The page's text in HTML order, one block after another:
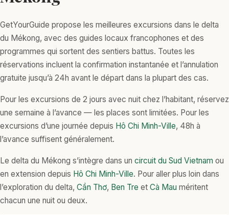
GetYourGuide propose les meilleures excursions dans le delta
du Mékong, avec des guides locaux francophones et des
programmes qui sortent des sentiers battus. Toutes les
réservations incluent la confirmation instantanée et l’annulation
gratuite jusqu’à 24h avant le départ dans la plupart des cas.
Pour les excursions de 2 jours avec nuit chez l’habitant, réservez
une semaine à l’avance — les places sont limitées. Pour les
excursions d’une journée depuis Hô Chi Minh-Ville, 48h à
l’avance suffisent généralement.
Le delta du Mékong s’intègre dans un circuit du Sud Vietnam ou
en extension depuis Hô Chi Minh-Ville. Pour aller plus loin dans
l’exploration du delta, Cần Thơ, Ben Tre et Cà Mau méritent
chacun une nuit ou deux.